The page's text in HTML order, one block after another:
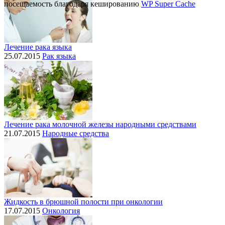
Лечение рака языка
25.07.2015 Рак языка
Лечение рака молочной железы народными средствами
21.07.2015 Народные средства
Жидкость в брюшной полости при онкологии
17.07.2015 Онкология
посещаемость благодаря кешированию WP Super Cache